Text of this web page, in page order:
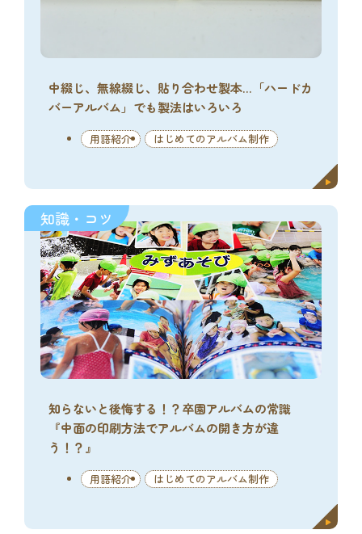
中綴じ、無線綴じ、貼り合わせ製本…「ハードカ
バーアルバム」でも製法はいろいろ
用語紹介 はじめてのアルバム制作
知識・コツ
知らないと後悔する！？卒園アルバムの常識
『中面の印刷方法でアルバムの開き方が違
う！？』
用語紹介 はじめてのアルバム制作